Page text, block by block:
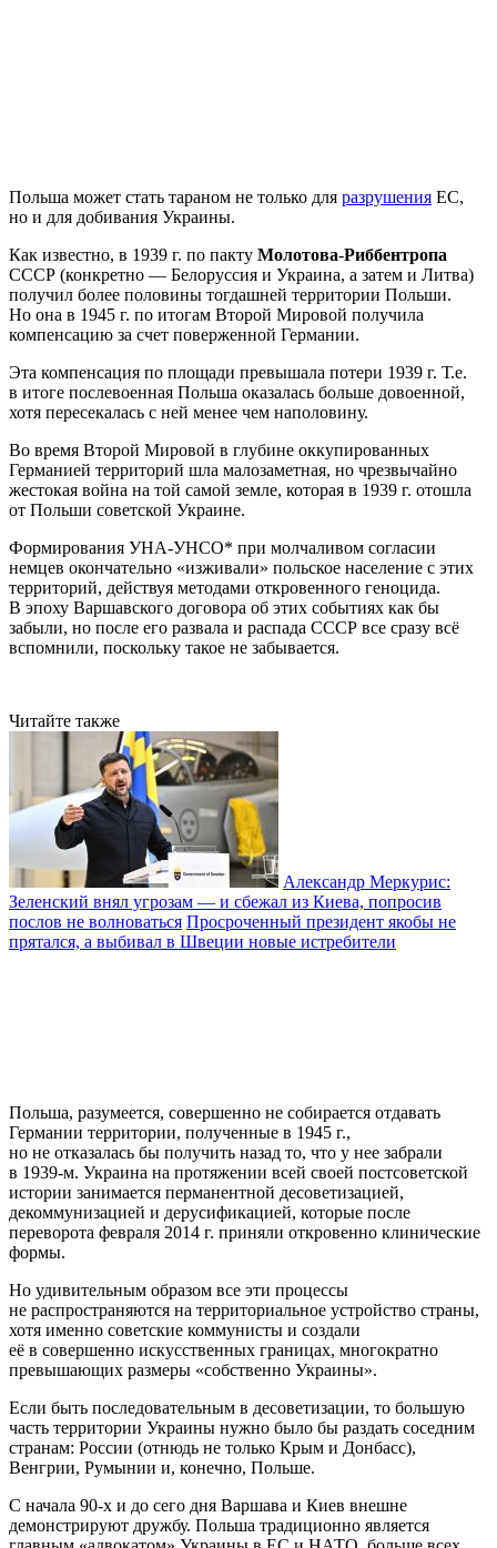
Польша может стать тараном не только для разрушения ЕС,
но и для добивания Украины.
Как известно, в 1939 г. по пакту Молотова-Риббентропа
СССР (конкретно — Белоруссия и Украина, а затем и Литва)
получил более половины тогдашней территории Польши.
Но она в 1945 г. по итогам Второй Мировой получила
компенсацию за счет поверженной Германии.
Эта компенсация по площади превышала потери 1939 г. Т.е.
в итоге послевоенная Польша оказалась больше довоенной,
хотя пересекалась с ней менее чем наполовину.
Во время Второй Мировой в глубине оккупированных
Германией территорий шла малозаметная, но чрезвычайно
жестокая война на той самой земле, которая в 1939 г. отошла
от Польши советской Украине.
Формирования УНА-УНСО* при молчаливом согласии
немцев окончательно «изживали» польское население с этих
территорий, действуя методами откровенного геноцида.
В эпоху Варшавского договора об этих событиях как бы
забыли, но после его развала и распада СССР все сразу всё
вспомнили, поскольку такое не забывается.
Читайте также
Александр Меркурис:
Зеленский внял угрозам — и сбежал из Киева, попросив
послов не волноваться Просроченный президент якобы не
прятался, а выбивал в Швеции новые истребители
Польша, разумеется, совершенно не собирается отдавать
Германии территории, полученные в 1945 г.,
но не отказалась бы получить назад то, что у нее забрали
в 1939-м. Украина на протяжении всей своей постсоветской
истории занимается перманентной десоветизацией,
декоммунизацией и дерусификацией, которые после
переворота февраля 2014 г. приняли откровенно клинические
формы.
Но удивительным образом все эти процессы
не распространяются на территориальное устройство страны,
хотя именно советские коммунисты и создали
её в совершенно искусственных границах, многократно
превышающих размеры «собственно Украины».
Если быть последовательным в десоветизации, то большую
часть территории Украины нужно было бы раздать соседним
странам: России (отнюдь не только Крым и Донбасс),
Венгрии, Румынии и, конечно, Польше.
С начала 90-х и до сего дня Варшава и Киев внешне
демонстрируют дружбу. Польша традиционно является